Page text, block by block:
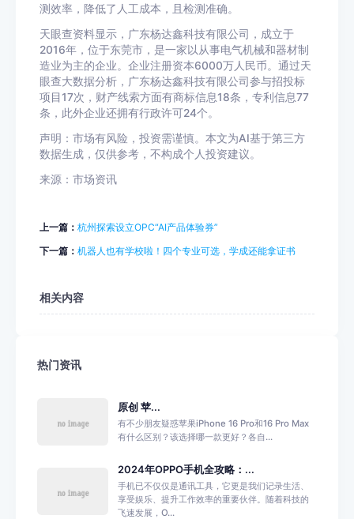
测效率，降低了人工成本，且检测准确。
天眼查资料显示，广东杨达鑫科技有限公司，成立于
2016年，位于东莞市，是一家以从事电气机械和器材制
造业为主的企业。企业注册资本6000万人民币。通过天
眼查大数据分析，广东杨达鑫科技有限公司参与招投标
项目17次，财产线索方面有商标信息18条，专利信息77
条，此外企业还拥有行政许可24个。
声明：市场有风险，投资需谨慎。本文为AI基于第三方
数据生成，仅供参考，不构成个人投资建议。
来源：市场资讯
上一篇： 杭州探索设立OPC“AI产品体验券”
下一篇： 机器人也有学校啦！四个专业可选，学成还能拿证书
相关内容
热门资讯
原创 苹...
有不少朋友疑惑苹果iPhone 16 Pro和16 Pro Max
有什么区别？该选择哪一款更好？各自...
2024年OPPO手机全攻略：...
手机已不仅仅是通讯工具，它更是我们记录生活、
享受娱乐、提升工作效率的重要伙伴。随着科技的
飞速发展，O...